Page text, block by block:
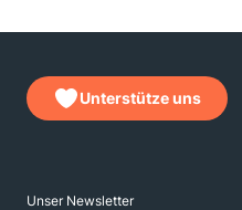
Unterstütze uns